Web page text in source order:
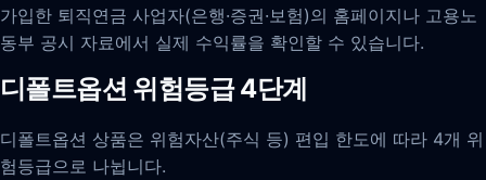
가입한 퇴직연금 사업자(은행·증권·보험)의 홈페이지나 고용노
동부 공시 자료에서 실제 수익률을 확인할 수 있습니다.
디폴트옵션 위험등급 4단계
디폴트옵션 상품은 위험자산(주식 등) 편입 한도에 따라 4개 위
험등급으로 나뉩니다.